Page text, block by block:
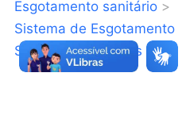
Esgotamento sanitário >
Sistema de Esgotamento
Sanitário>São Luís